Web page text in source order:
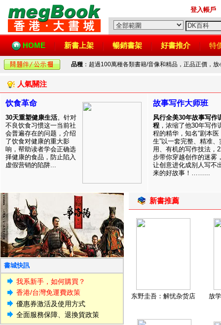
登入帳戶
HOME 新書上架 暢銷書架 好書推介 特
品種 ：超過100萬種各類書籍/音像和精品，正品正價，
人氣關注
饮食革命
30天重塑健康生活。针对
不良饮食习惯这一当前社
会普遍存在的问题，介绍
了饮食对健康的重大影
响，帮助读者学会正确选
择健康的食品，防止陷入
虚假营销的陷阱...
故事写作大师班
风行全美30年故事写作
程 ，浓缩了他30年写作
程的精华，知名“剧本医
生”以一套完整、精准、
用、有机的写作技法，
步带你穿越创作的迷雾
让创意进化成别人写不
来的好故事！……...
書城快訊
我系新手，如何購買？
香港/台灣免運費政策
優惠券激活及使用方式
全面服務保障、退換貨政策
新書推薦
东野圭吾：解忧杂货店 放